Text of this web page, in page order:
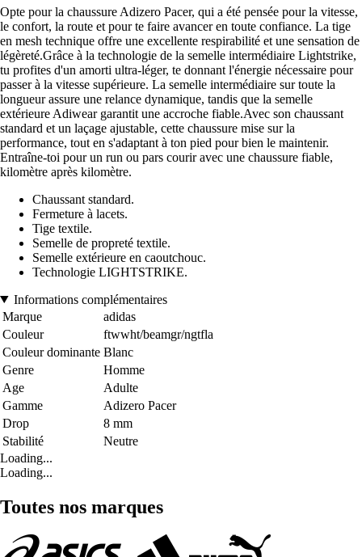
Opte pour la chaussure Adizero Pacer, qui a été pensée pour la vitesse,
le confort, la route et pour te faire avancer en toute confiance. La tige
en mesh technique offre une excellente respirabilité et une sensation de
légèreté.Grâce à la technologie de la semelle intermédiaire Lightstrike,
tu profites d'un amorti ultra-léger, te donnant l'énergie nécessaire pour
passer à la vitesse supérieure. La semelle intermédiaire sur toute la
longueur assure une relance dynamique, tandis que la semelle
extérieure Adiwear garantit une accroche fiable.Avec son chaussant
standard et un laçage ajustable, cette chaussure mise sur la
performance, tout en s'adaptant à ton pied pour bien le maintenir.
Entraîne-toi pour un run ou pars courir avec une chaussure fiable,
kilomètre après kilomètre.
Chaussant standard.
Fermeture à lacets.
Tige textile.
Semelle de propreté textile.
Semelle extérieure en caoutchouc.
Technologie LIGHTSTRIKE.
Informations complémentaires
Marque
adidas
Couleur
ftwwht/beamgr/ngtfla
Couleur dominante Blanc
Genre
Homme
Age
Adulte
Gamme
Adizero Pacer
Drop
8 mm
Stabilité
Neutre
Loading...
Loading...
Toutes nos marques